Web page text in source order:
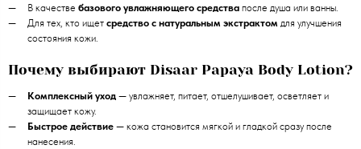
В качестве базового увлажняющего средства после душа или ванны.
Для тех, кто ищет средство с натуральным экстрактом для улучшения
состояния кожи.
Почему выбирают Disaar Papaya Body Lotion?
Комплексный уход — увлажняет, питает, отшелушивает, осветляет и
защищает кожу.
Быстрое действие — кожа становится мягкой и гладкой сразу после
нанесения.